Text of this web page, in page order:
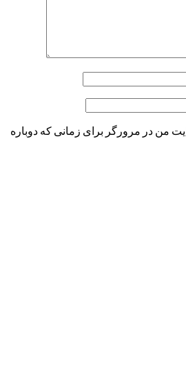
من در مرورگر برای زمانی که دوباره